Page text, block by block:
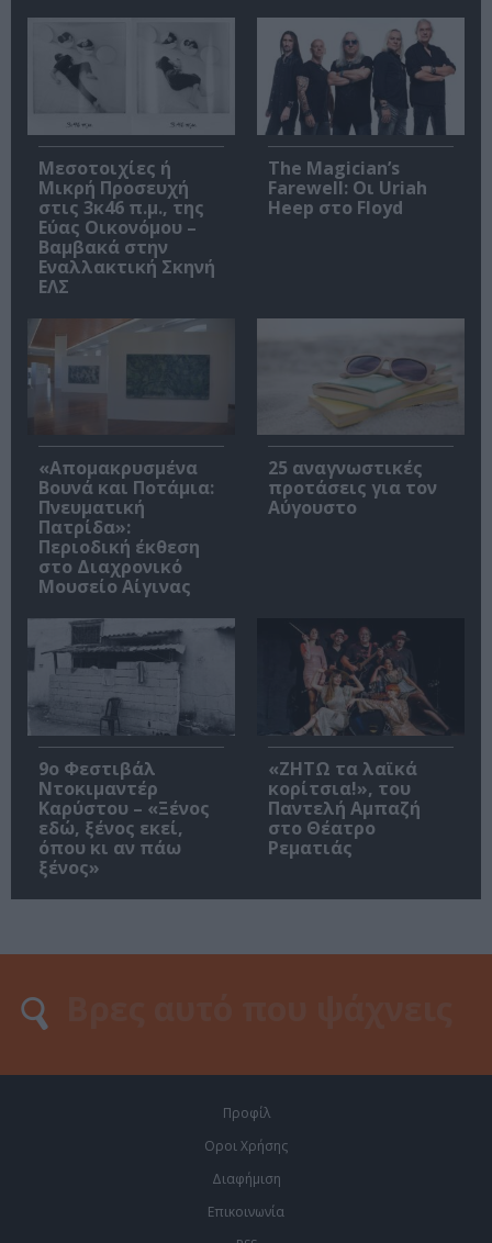
Μεσοτοιχίες ή
Μικρή Προσευχή
στις 3κ46 π.μ., της
Εύας Οικονόμου –
Βαμβακά στην
Εναλλακτική Σκηνή
ΕΛΣ
The Magician’s
Farewell: Οι Uriah
Heep στο Floyd
«Απομακρυσμένα
Βουνά και Ποτάμια:
Πνευματική
Πατρίδα»:
Περιοδική έκθεση
στο Διαχρονικό
Μουσείο Αίγινας
25 αναγνωστικές
προτάσεις για τον
Αύγουστο
9ο Φεστιβάλ
Ντοκιμαντέρ
Καρύστου – «Ξένος
εδώ, ξένος εκεί,
όπου κι αν πάω
ξένος»
«ΖΗΤΩ τα λαϊκά
κορίτσια!», του
Παντελή Αμπαζή
στο Θέατρο
Ρεματιάς
Προφίλ
Οροι Χρήσης
Διαφήμιση
Επικοινωνία